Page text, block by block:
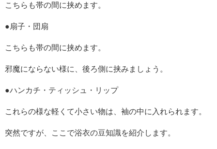
こちらも帯の間に挟めます。
●扇子・団扇
こちらも帯の間に挟めます。
邪魔にならない様に、後ろ側に挟みましょう。
●ハンカチ・ティッシュ・リップ
これらの様な軽くて小さい物は、袖の中に入れられます。
突然ですが、ここで浴衣の豆知識を紹介します。